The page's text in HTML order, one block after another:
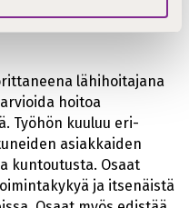
lähihoitajana
hoitoa
Työhön kuuluu eri-
asiakkaiden
kuntoutusta. Osaat
ja itsenäistä